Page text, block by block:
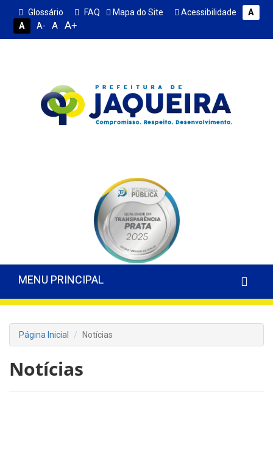
Glossário FAQ Mapa do Site Acessibilidade
A
A
A- A A+
MENU PRINCIPAL
Página Inicial Notícias
Notícias